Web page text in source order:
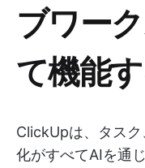
ブワー
て機能
ClickUpは、タスク
化がすべてAIを通